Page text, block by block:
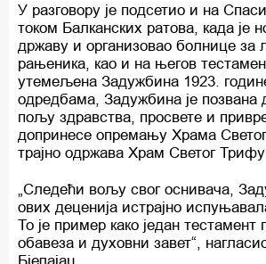
У разговору је подсетио и на
током Балканских ратова, када је
државу и организовао болнице за
рањеника, као и на његов
утемељена Задужбина 1923.
одредбама, Задужбина је позвана
пољу здравства, просвете и
допринесе опремању Храма
трајно одржава Храм Светог
„Следећи вољу свог оснивача,
ових деценија истрајно
То је пример како један тестамент
обавеза и духовни завет“,